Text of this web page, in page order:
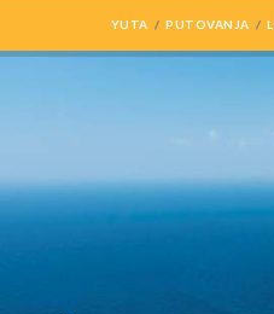
YUTA PUTOVANJA